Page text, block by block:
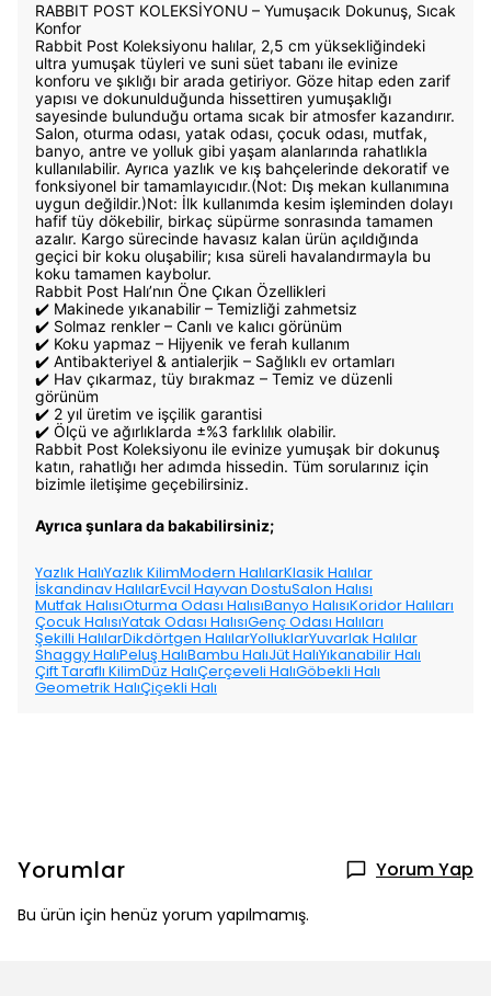
RABBIT POST KOLEKSİYONU – Yumuşacık Dokunuş, Sıcak
Konfor
Rabbit Post Koleksiyonu halılar, 2,5 cm yüksekliğindeki
ultra yumuşak tüyleri ve suni süet tabanı ile evinize
konforu ve şıklığı bir arada getiriyor. Göze hitap eden zarif
yapısı ve dokunulduğunda hissettiren yumuşaklığı
sayesinde bulunduğu ortama sıcak bir atmosfer kazandırır.
Salon, oturma odası, yatak odası, çocuk odası, mutfak,
banyo, antre ve yolluk gibi yaşam alanlarında rahatlıkla
kullanılabilir. Ayrıca yazlık ve kış bahçelerinde dekoratif ve
fonksiyonel bir tamamlayıcıdır.(Not: Dış mekan kullanımına
uygun değildir.)Not: İlk kullanımda kesim işleminden dolayı
hafif tüy dökebilir, birkaç süpürme sonrasında tamamen
azalır. Kargo sürecinde havasız kalan ürün açıldığında
geçici bir koku oluşabilir; kısa süreli havalandırmayla bu
koku tamamen kaybolur.
Rabbit Post Halı’nın Öne Çıkan Özellikleri
✔️ Makinede yıkanabilir – Temizliği zahmetsiz
✔️ Solmaz renkler – Canlı ve kalıcı görünüm
✔️ Koku yapmaz – Hijyenik ve ferah kullanım
✔️ Antibakteriyel & antialerjik – Sağlıklı ev ortamları
✔️ Hav çıkarmaz, tüy bırakmaz – Temiz ve düzenli
görünüm
✔️ 2 yıl üretim ve işçilik garantisi
✔️ Ölçü ve ağırlıklarda ±%3 farklılık olabilir.
Rabbit Post Koleksiyonu ile evinize yumuşak bir dokunuş
katın, rahatlığı her adımda hissedin. Tüm sorularınız için
bizimle iletişime geçebilirsiniz.
Ayrıca şunlara da bakabilirsiniz;
Yazlık HalıYazlık KilimModern HalılarKlasik Halılar
İskandinav HalılarEvcil Hayvan DostuSalon Halısı
Mutfak HalısıOturma Odası HalısıBanyo HalısıKoridor Halıları
Çocuk HalısıYatak Odası HalısıGenç Odası Halıları
Şekilli HalılarDikdörtgen HalılarYolluklarYuvarlak Halılar
Shaggy HalıPeluş HalıBambu HalıJüt HalıYıkanabilir Halı
Çift Taraflı KilimDüz HalıÇerçeveli HalıGöbekli Halı
Geometrik HalıÇiçekli Halı
Yorumlar Yorum Yap
Bu ürün için henüz yorum yapılmamış.